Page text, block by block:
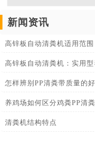
新闻资讯
高锌板自动清粪机适用范围
高锌板自动清粪机：实用
怎样辨别PP清粪带质量的
养鸡场如何区分鸡粪PP清
清粪机结构特点